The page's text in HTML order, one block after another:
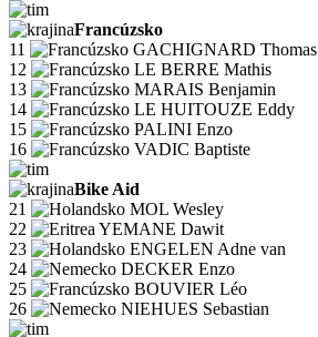
Francúzsko
11
GACHIGNARD Thomas
12
LE BERRE Mathis
13
MARAIS Benjamin
14
LE HUITOUZE Eddy
15
PALINI Enzo
16
VADIC Baptiste
Bike Aid
21
MOL Wesley
22
YEMANE Dawit
23
ENGELEN Adne van
24
DECKER Enzo
25
BOUVIER Léo
26
NIEHUES Sebastian